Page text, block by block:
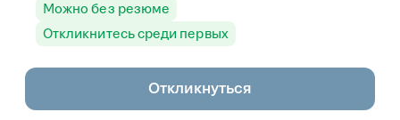
Можно без резюме
Откликнитесь среди первых
Откликнуться